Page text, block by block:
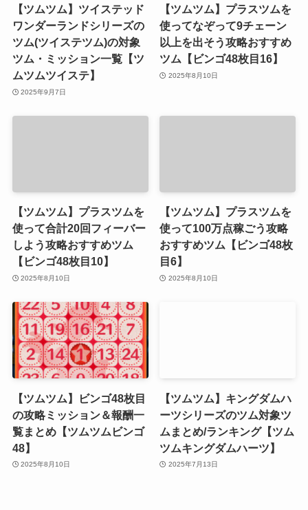
【ツムツム】ツイステッド
ワンダーランドシリーズの
ツム(ツイステツム)の対象
ツム・ミッション一覧【ツ
ムツムツイステ】
2025年9月7日
【ツムツム】プラスツムを
使ってなぞって9チェーン
以上を出そう攻略おすすめ
ツム【ビンゴ48枚目16】
2025年8月10日
【ツムツム】プラスツムを
使って合計20回フィーバー
しよう攻略おすすめツム
【ビンゴ48枚目10】
2025年8月10日
【ツムツム】プラスツムを
使って100万点稼ごう攻略
おすすめツム【ビンゴ48枚
目6】
2025年8月10日
【ツムツム】ビンゴ48枚目
の攻略ミッション＆報酬一
覧まとめ【ツムツムビンゴ
48】
2025年8月10日
【ツムツム】キングダムハ
ーツシリーズのツム対象ツ
ムまとめ/ランキング【ツム
ツムキングダムハーツ】
2025年7月13日